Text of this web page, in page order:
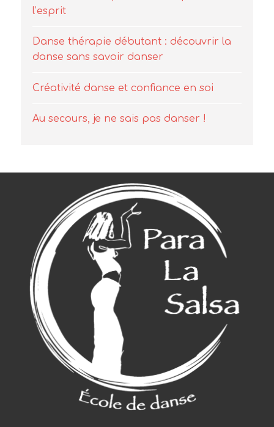
l’esprit
Danse thérapie débutant : découvrir la
danse sans savoir danser
Créativité danse et confiance en soi
Au secours, je ne sais pas danser !